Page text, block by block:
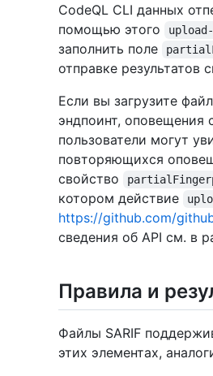
CodeQL CLI данных
помощью этого
заполнить поле
отправке результатов
Если вы загрузите
эндпоинт, оповещения
пользователи могут
повторяющихся
свойство
котором действие
https://github.com/
сведения об API см. в
Правила и
Файлы SARIF
этих элементах,